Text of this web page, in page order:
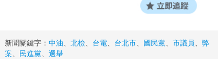
新聞關鍵字： 中油 北檢 台電 台北市 國民黨 市議員
弊
案
民進黨 選舉